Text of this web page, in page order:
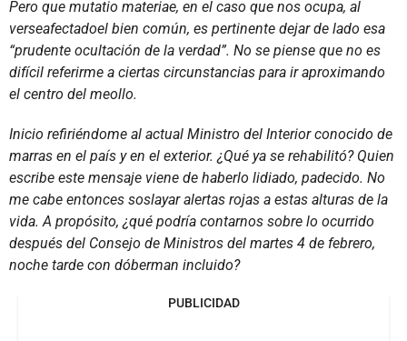
Pero que mutatio materiae, en el caso que nos ocupa, al
verseafectadoel bien común, es pertinente dejar de lado esa
“prudente ocultación de la verdad”. No se piense que no es
difícil referirme a ciertas circunstancias para ir aproximando
el centro del meollo.
Inicio refiriéndome al actual Ministro del Interior conocido de
marras en el país y en el exterior. ¿Qué ya se rehabilitó? Quien
escribe este mensaje viene de haberlo lidiado, padecido. No
me cabe entonces soslayar alertas rojas a estas alturas de la
vida. A propósito, ¿qué podría contarnos sobre lo ocurrido
después del Consejo de Ministros del martes 4 de febrero,
noche tarde con dóberman incluido?
PUBLICIDAD